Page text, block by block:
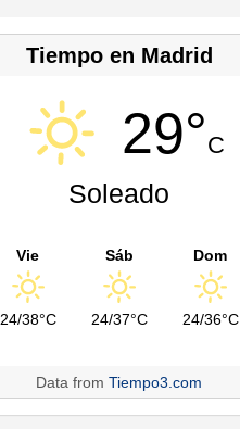
Tiempo en Madrid
29°C
Soleado
Vie
24/38°C
Sáb
24/37°C
Dom
24/36°C
Data fromTiempo3.com